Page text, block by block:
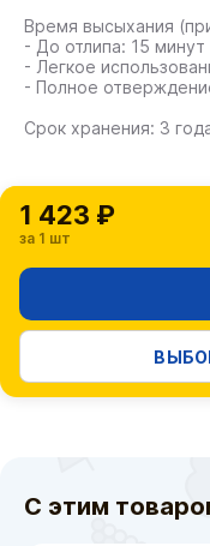
Время высыхания
- До отлипа: 15 минут
- Легкое
- Полное
Срок хранения: 3
1 423 ₽
за 1 шт
С этим